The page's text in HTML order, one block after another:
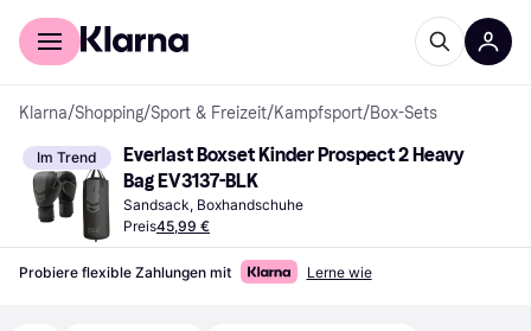
Für Shopper
Klarna/Shopping/Sport & Freizeit/Kampfsport/Box-Sets
Im Trend
Everlast Boxset Kinder Prospect 2 Heavy
Bag EV3137-BLK
Sandsack, Boxhandschuhe
Preis45,99 €
Probiere flexible Zahlungen mit Lerne wie